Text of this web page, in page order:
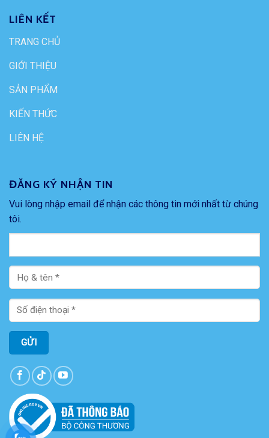
LIÊN KẾT
TRANG CHỦ
GIỚI THIỆU
SẢN PHẨM
KIẾN THỨC
LIÊN HỆ
ĐĂNG KÝ NHẬN TIN
Vui lòng nhập email để nhận các thông tin mới nhất từ chúng
tôi.